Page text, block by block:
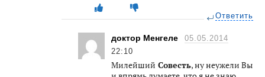
Ответить
доктор Менгеле
05.05.2014
22:10
Милейший Совесть, ну неужели Вы